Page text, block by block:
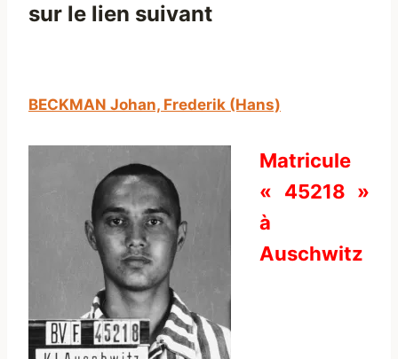
sur le lien suivant
BECKMAN Johan, Frederik (Hans)
Matricule
« 45218 »
à
Auschwitz